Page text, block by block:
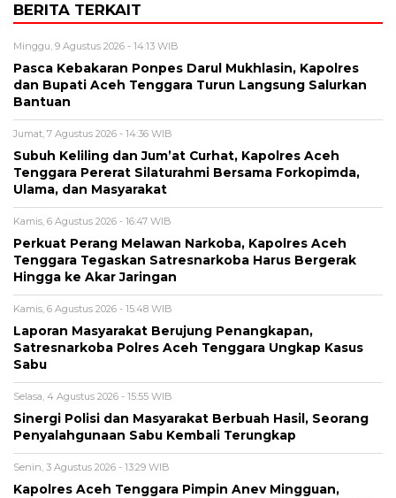
BERITA TERKAIT
Minggu, 9 Agustus 2026 - 14:13 WIB
Pasca Kebakaran Ponpes Darul Mukhlasin, Kapolres
dan Bupati Aceh Tenggara Turun Langsung Salurkan
Bantuan
Jumat, 7 Agustus 2026 - 14:36 WIB
Subuh Keliling dan Jum’at Curhat, Kapolres Aceh
Tenggara Pererat Silaturahmi Bersama Forkopimda,
Ulama, dan Masyarakat
Kamis, 6 Agustus 2026 - 16:47 WIB
Perkuat Perang Melawan Narkoba, Kapolres Aceh
Tenggara Tegaskan Satresnarkoba Harus Bergerak
Hingga ke Akar Jaringan
Kamis, 6 Agustus 2026 - 15:48 WIB
Laporan Masyarakat Berujung Penangkapan,
Satresnarkoba Polres Aceh Tenggara Ungkap Kasus
Sabu
Selasa, 4 Agustus 2026 - 15:55 WIB
Sinergi Polisi dan Masyarakat Berbuah Hasil, Seorang
Penyalahgunaan Sabu Kembali Terungkap
Senin, 3 Agustus 2026 - 13:29 WIB
Kapolres Aceh Tenggara Pimpin Anev Mingguan,